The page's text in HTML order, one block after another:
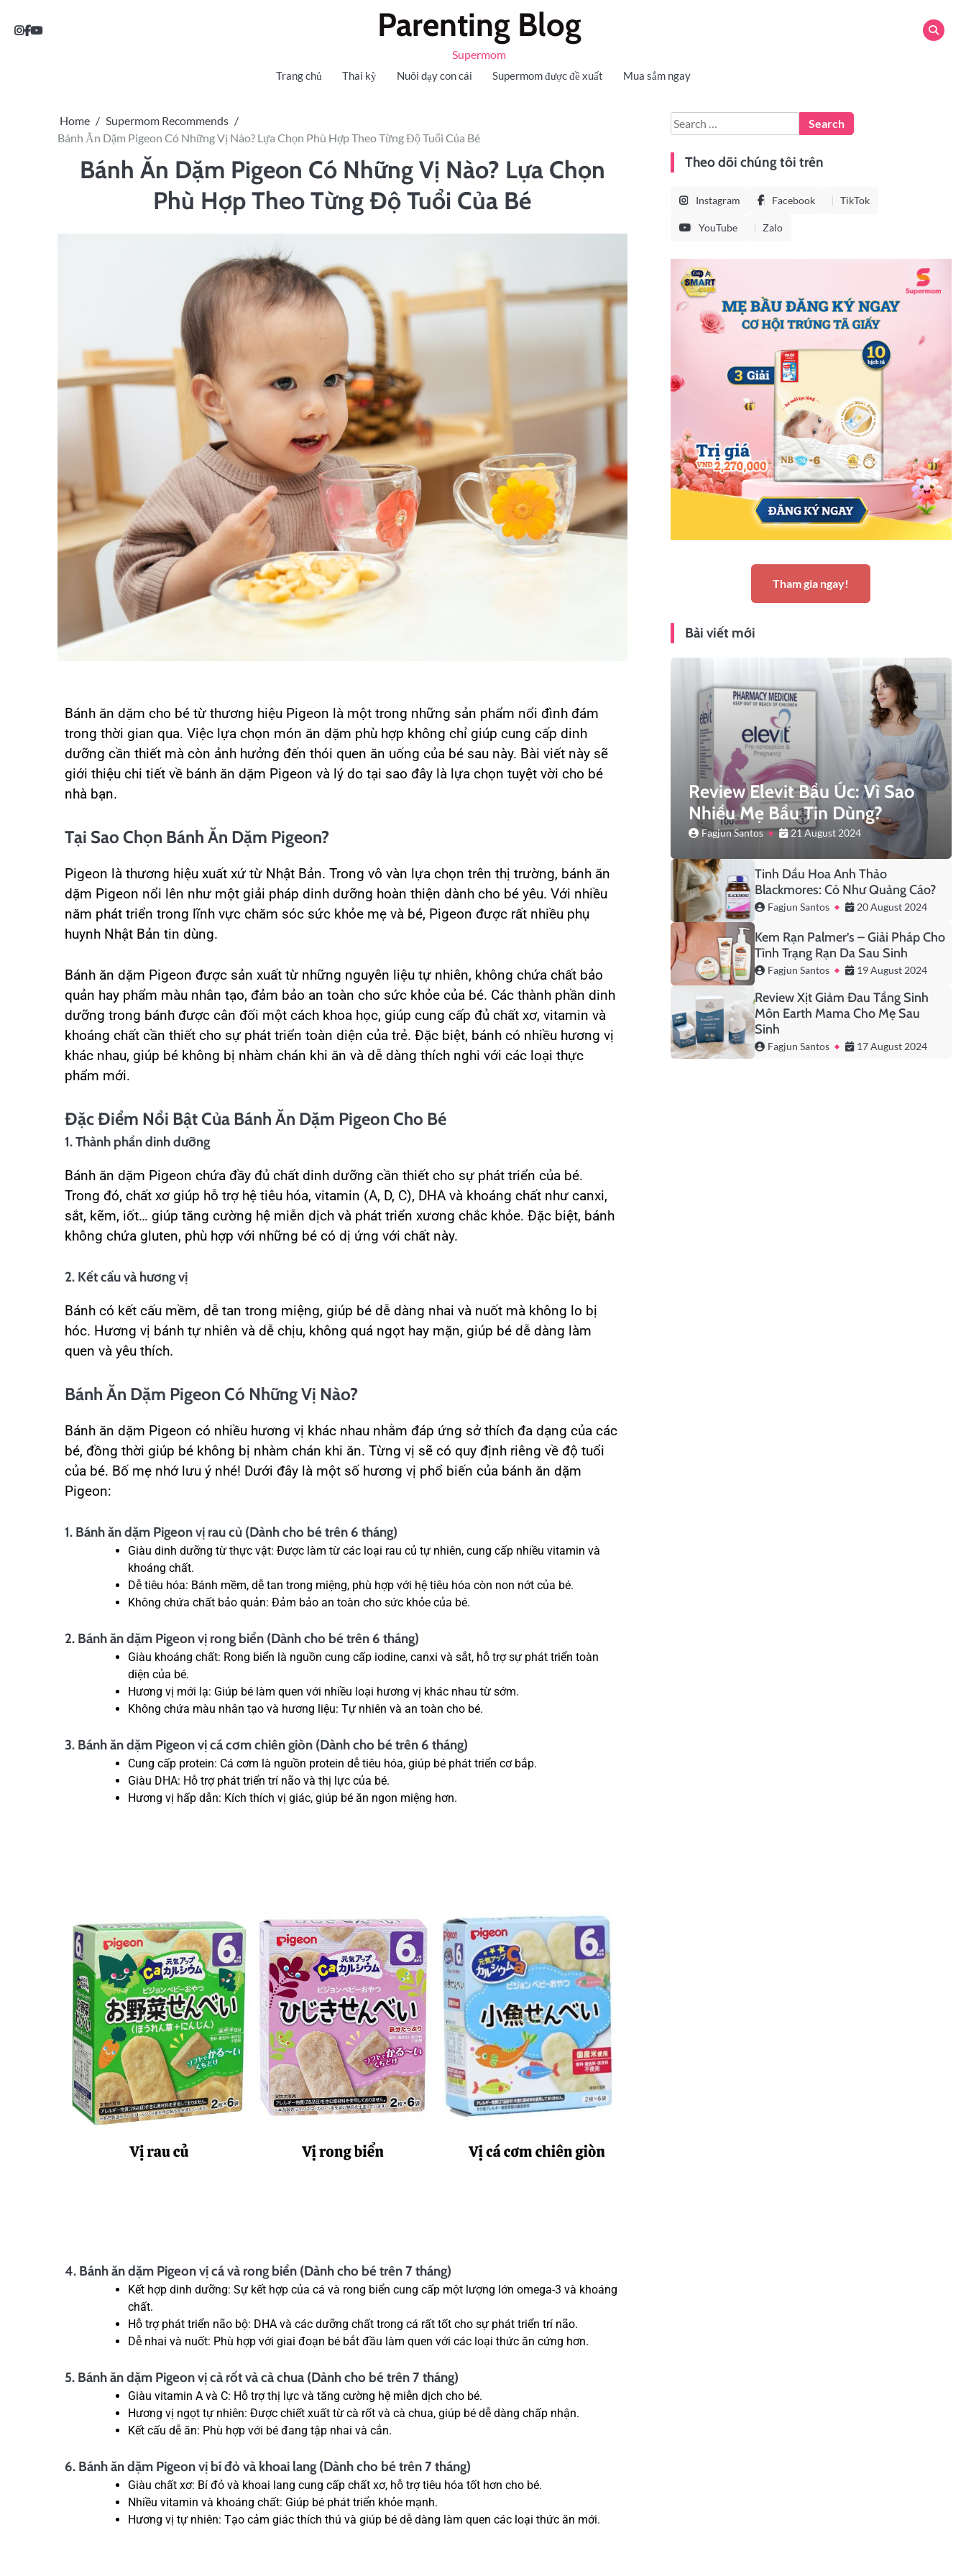
Parenting Blog
Supermom
Trang chủ Thai kỳ Nuôi dạy con cái Supermom được đề xuất Mua sắm ngay
Home
Supermom Recommends
Bánh Ăn Dặm Pigeon Có Những Vị Nào? Lựa Chọn Phù Hợp Theo Từng Độ Tuổi Của Bé
Bánh Ăn Dặm Pigeon Có Những Vị Nào? Lựa Chọn
Phù Hợp Theo Từng Độ Tuổi Của Bé
Bánh ăn dặm cho bé từ thương hiệu Pigeon là một trong những sản phẩm nổi đình đám
trong thời gian qua. Việc lựa chọn món ăn dặm phù hợp không chỉ giúp cung cấp dinh
dưỡng cần thiết mà còn ảnh hưởng đến thói quen ăn uống của bé sau này. Bài viết này sẽ
giới thiệu chi tiết về bánh ăn dặm Pigeon và lý do tại sao đây là lựa chọn tuyệt vời cho bé
nhà bạn.
Tại Sao Chọn Bánh Ăn Dặm Pigeon?
Pigeon là thương hiệu xuất xứ từ Nhật Bản. Trong vô vàn lựa chọn trên thị trường, bánh ăn
dặm Pigeon nổi lên như một giải pháp dinh dưỡng hoàn thiện dành cho bé yêu. Với nhiều
năm phát triển trong lĩnh vực chăm sóc sức khỏe mẹ và bé, Pigeon được rất nhiều phụ
huynh Nhật Bản tin dùng.
Bánh ăn dặm Pigeon được sản xuất từ những nguyên liệu tự nhiên, không chứa chất bảo
quản hay phẩm màu nhân tạo, đảm bảo an toàn cho sức khỏe của bé. Các thành phần dinh
dưỡng trong bánh được cân đối một cách khoa học, giúp cung cấp đủ chất xơ, vitamin và
khoáng chất cần thiết cho sự phát triển toàn diện của trẻ. Đặc biệt, bánh có nhiều hương vị
khác nhau, giúp bé không bị nhàm chán khi ăn và dễ dàng thích nghi với các loại thực
phẩm mới.
Đặc Điểm Nổi Bật Của Bánh Ăn Dặm Pigeon Cho Bé
1. Thành phần dinh dưỡng
Bánh ăn dặm Pigeon chứa đầy đủ chất dinh dưỡng cần thiết cho sự phát triển của bé.
Trong đó, chất xơ giúp hỗ trợ hệ tiêu hóa, vitamin (A, D, C), DHA và khoáng chất như canxi,
sắt, kẽm, iốt… giúp tăng cường hệ miễn dịch và phát triển xương chắc khỏe. Đặc biệt, bánh
không chứa gluten, phù hợp với những bé có dị ứng với chất này.
2. Kết cấu và hương vị
Bánh có kết cấu mềm, dễ tan trong miệng, giúp bé dễ dàng nhai và nuốt mà không lo bị
hóc. Hương vị bánh tự nhiên và dễ chịu, không quá ngọt hay mặn, giúp bé dễ dàng làm
quen và yêu thích.
Bánh Ăn Dặm Pigeon Có Những Vị Nào?
Bánh ăn dặm Pigeon có nhiều hương vị khác nhau nhằm đáp ứng sở thích đa dạng của các
bé, đồng thời giúp bé không bị nhàm chán khi ăn. Từng vị sẽ có quy định riêng về độ tuổi
của bé. Bố mẹ nhớ lưu ý nhé! Dưới đây là một số hương vị phổ biến của bánh ăn dặm
Pigeon:
1. Bánh ăn dặm Pigeon vị rau củ (Dành cho bé trên 6 tháng)
Giàu dinh dưỡng từ thực vật: Được làm từ các loại rau củ tự nhiên, cung cấp nhiều vitamin và
khoáng chất.
Dễ tiêu hóa: Bánh mềm, dễ tan trong miệng, phù hợp với hệ tiêu hóa còn non nớt của bé.
Không chứa chất bảo quản: Đảm bảo an toàn cho sức khỏe của bé.
2. Bánh ăn dặm Pigeon vị rong biển (Dành cho bé trên 6 tháng)
Giàu khoáng chất: Rong biển là nguồn cung cấp iodine, canxi và sắt, hỗ trợ sự phát triển toàn
diện của bé.
Hương vị mới lạ: Giúp bé làm quen với nhiều loại hương vị khác nhau từ sớm.
Không chứa màu nhân tạo và hương liệu: Tự nhiên và an toàn cho bé.
3. Bánh ăn dặm Pigeon vị cá cơm chiên giòn (Dành cho bé trên 6 tháng)
Cung cấp protein: Cá cơm là nguồn protein dễ tiêu hóa, giúp bé phát triển cơ bắp.
Giàu DHA: Hỗ trợ phát triển trí não và thị lực của bé.
Hương vị hấp dẫn: Kích thích vị giác, giúp bé ăn ngon miệng hơn.
4. Bánh ăn dặm Pigeon vị cá và rong biển (Dành cho bé trên 7 tháng)
Kết hợp dinh dưỡng: Sự kết hợp của cá và rong biển cung cấp một lượng lớn omega-3 và khoáng
chất.
Hỗ trợ phát triển não bộ: DHA và các dưỡng chất trong cá rất tốt cho sự phát triển trí não.
Dễ nhai và nuốt: Phù hợp với giai đoạn bé bắt đầu làm quen với các loại thức ăn cứng hơn.
5. Bánh ăn dặm Pigeon vị cà rốt và cà chua (Dành cho bé trên 7 tháng)
Giàu vitamin A và C: Hỗ trợ thị lực và tăng cường hệ miễn dịch cho bé.
Hương vị ngọt tự nhiên: Được chiết xuất từ cà rốt và cà chua, giúp bé dễ dàng chấp nhận.
Kết cấu dễ ăn: Phù hợp với bé đang tập nhai và cắn.
6. Bánh ăn dặm Pigeon vị bí đỏ và khoai lang (Dành cho bé trên 7 tháng)
Giàu chất xơ: Bí đỏ và khoai lang cung cấp chất xơ, hỗ trợ tiêu hóa tốt hơn cho bé.
Nhiều vitamin và khoáng chất: Giúp bé phát triển khỏe mạnh.
Hương vị tự nhiên: Tạo cảm giác thích thú và giúp bé dễ dàng làm quen các loại thức ăn mới.
Theo dõi chúng tôi trên
Instagram Facebook TikTok
YouTube Zalo
Tham gia ngay!
Bài viết mới
Review Elevit Bầu Úc: Vì Sao
Nhiều Mẹ Bầu Tin Dùng?
Fagjun Santos 21 August 2024
Tinh Dầu Hoa Anh Thảo
Blackmores: Có Như Quảng Cáo?
Fagjun Santos 20 August 2024
Kem Rạn Palmer’s – Giải Pháp Cho
Tình Trạng Rạn Da Sau Sinh
Fagjun Santos 19 August 2024
Review Xịt Giảm Đau Tầng Sinh
Môn Earth Mama Cho Mẹ Sau
Sinh
Fagjun Santos 17 August 2024